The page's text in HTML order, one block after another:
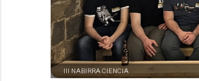
III NABIRRA CIENCIA